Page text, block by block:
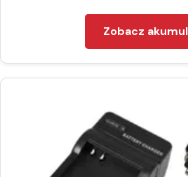
Zobacz